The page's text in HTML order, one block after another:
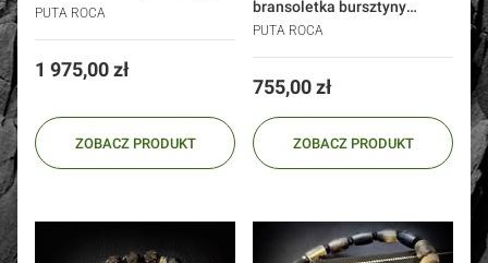
złoto 585
PUTA ROCA
Cena
1 975,00 zł
ZOBACZ PRODUKT
bransoletka bursztyny
czarne rubiny Dark Amber
PUTA ROCA
Cena
755,00 zł
ZOBACZ PRODUKT